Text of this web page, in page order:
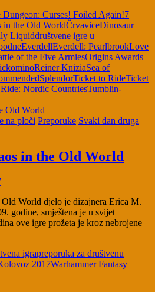
Dungeon: Curses! Foiled Again!7
in the Old WorldČrvaviceDinosaur
Liquiddruštvene igre u
EverdellEverdell: PearlbrookLove
of the Five ArmiesOrigins Awards
Reiner KniziaSea of
SplendorTicket to RideTicket
Nordic CountriesTumblin-
na ploči Preporuke Svaki dan druga
in the Old World
World djelo je dizajnera Erica M.
godine, smještena je u svijet
ove igre prožeta je kroz nebrojene
igrapreporuka za društvenu
2017Warhammer Fantasy